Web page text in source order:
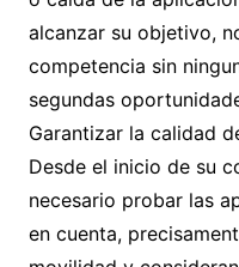
alcanzar su objetivo,
competencia sin
segundas
Garantizar la calidad
Desde el inicio de su
necesario probar las
en cuenta,